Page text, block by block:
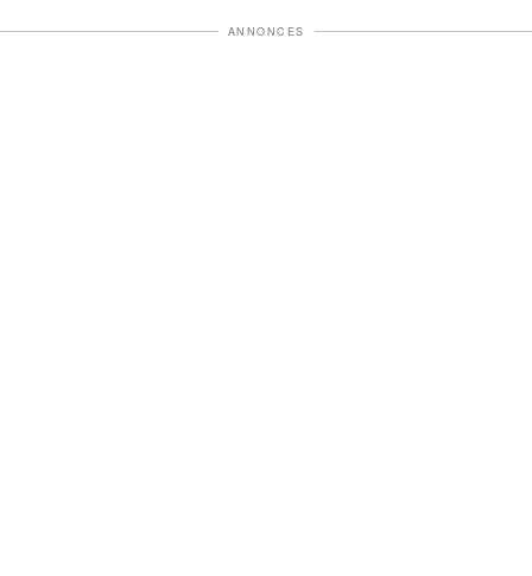
ANNONCES